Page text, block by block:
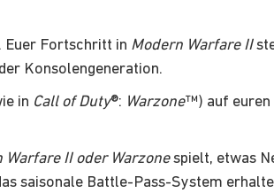
Euer Fortschritt in Modern Warfare II
Konsolengeneration.
in Call of Duty®: Warzone™) auf euren
Warfare II oder Warzonespielt, etwas
saisonale Battle-Pass-System